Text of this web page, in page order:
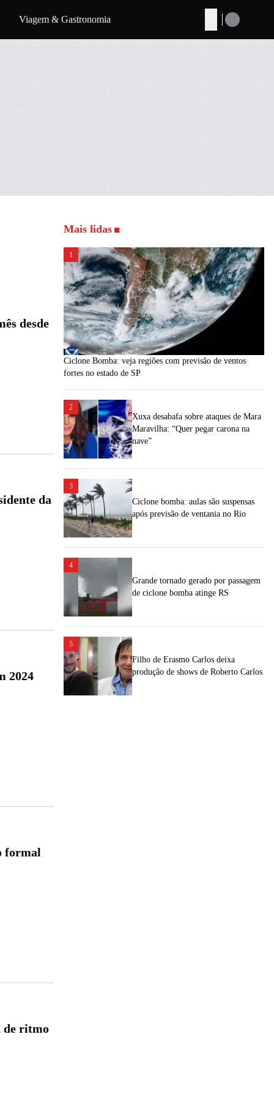
Buscar
Viagem & Gastronomia
desde
da
2024
formal
de ritmo
Mais lidas
1
Ciclone Bomba: veja regiões com previsão de ventos
fortes no estado de SP
2
Xuxa desabafa sobre ataques de Mara
Maravilha: “Quer pegar carona na
nave”
3
Ciclone bomba: aulas são suspensas
após previsão de ventania no Rio
4
Grande tornado gerado por passagem
de ciclone bomba atinge RS
5
Filho de Erasmo Carlos deixa
produção de shows de Roberto Carlos